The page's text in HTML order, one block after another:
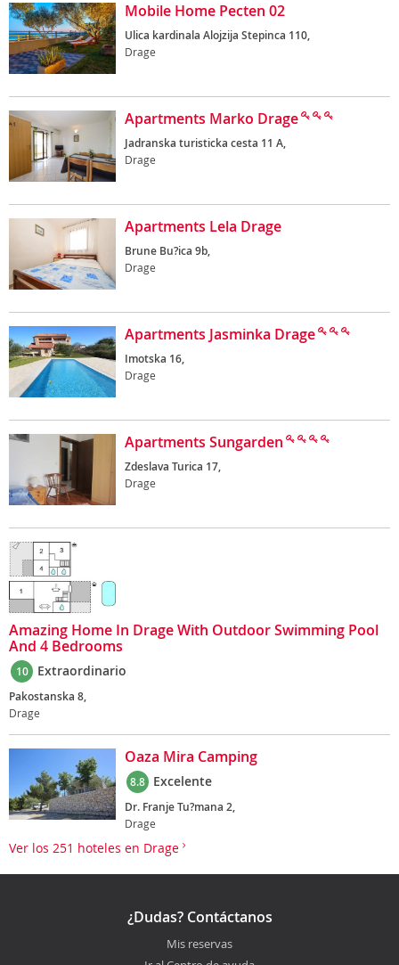
Mobile Home Pecten 02
Ulica kardinala Alojzija Stepinca 110,
Drage
Apartments Marko Drage
Jadranska turisticka cesta 11 A,
Drage
Apartments Lela Drage
Brune Bu?ica 9b,
Drage
Apartments Jasminka Drage
Imotska 16,
Drage
Apartments Sungarden
Zdeslava Turica 17,
Drage
Amazing Home In Drage With Outdoor Swimming Pool
And 4 Bedrooms
10 Extraordinario
Pakostanska 8,
Drage
Oaza Mira Camping
8.8 Excelente
Dr. Franje Tu?mana 2,
Drage
Ver los 251 hoteles en Drage
¿Dudas? Contáctanos
Mis reservas